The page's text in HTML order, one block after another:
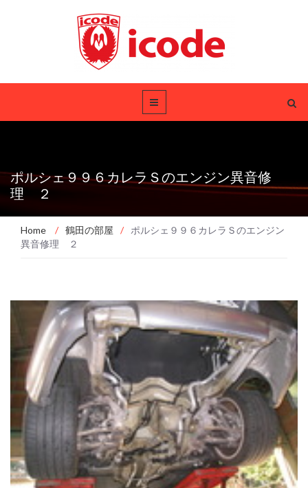
ポルシェ９９６カレラＳのエンジン異音修
理 ２
Home / 鶴田の部屋 /
ポルシェ９９６カレラＳのエンジン
異音修理 ２